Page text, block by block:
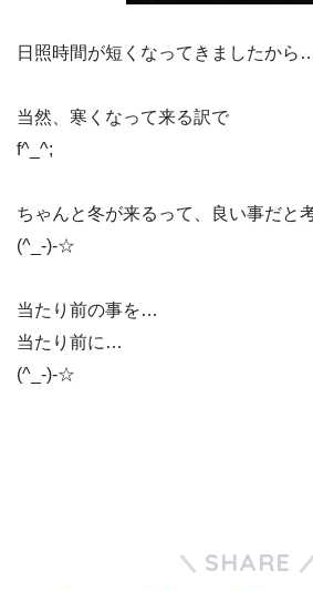
日照時間が短くなってきましたから
当然、寒くなって来る訳で
f^_^;
ちゃんと冬が来るって、良い事だと
(^_-)-☆
当たり前の事を…
当たり前に…
(^_-)-☆
SHARE